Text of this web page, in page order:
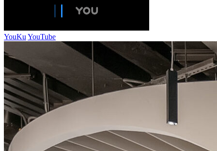
YouKu YouTube